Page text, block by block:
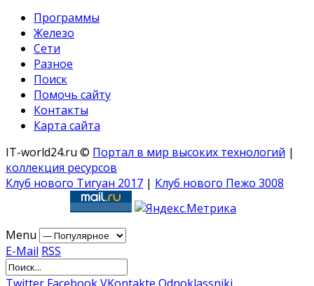
Программы
Железо
Сети
Разное
Поиск
Помочь сайту
Контакты
Карта сайта
IT-world24.ru © Портал в мир высоких технологий |
коллекция ресурсов
Клуб нового Тигуан 2017 | Клуб нового Пежо 3008
Menu
E-Mail RSS